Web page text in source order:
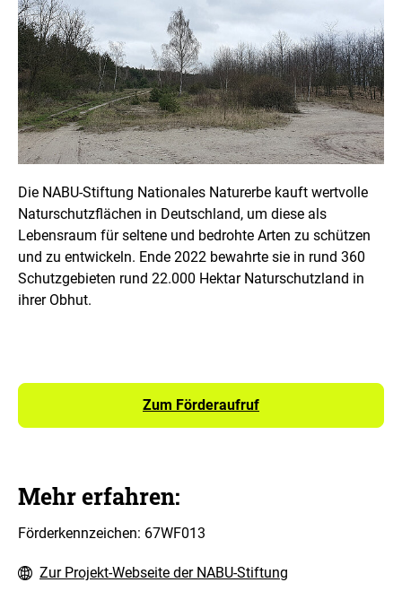
r
i
g
h
t
I
n
f
o
r
a
t
o
n
e
n
ö
Die NABU-Stiftung Nationales Naturerbe kauft wertvolle
Naturschutzflächen in Deutschland, um diese als
Lebensraum für seltene und bedrohte Arten zu schützen
und zu entwickeln. Ende 2022 bewahrte sie in rund 360
Schutzgebieten rund 22.000 Hektar Naturschutzland in
ihrer Obhut.
Zum Förderaufruf
Mehr erfahren:
Förderkennzeichen: 67WF013
Zur Projekt-Webseite der NABU-Stiftung